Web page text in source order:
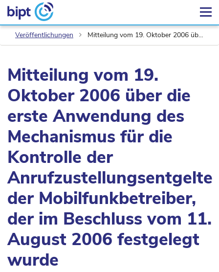
Veröffentlichungen Mitteilung vom 19. Oktober 2006 über die erste Anwendung des Mechanismus für die Kontrolle der Anrufzustellungsentgelte der Mobilfunkbetreiber, der im Beschluss vom 11. August 2006 festgelegt wurde
Mitteilung vom 19.
Oktober 2006 über die
erste Anwendung des
Mechanismus für die
Kontrolle der
Anrufzustellungsentgelte
der Mobilfunkbetreiber,
der im Beschluss vom 11.
August 2006 festgelegt
wurde